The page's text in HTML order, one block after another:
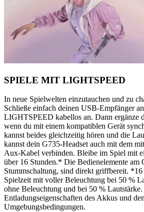
SPIELE MIT LIGHTSPEED
In neue Spielwelten einzutauchen und zu
Schließe einfach deinen USB-Empfänger
LIGHTSPEED kabellos an. Dann ergänze
wenn du mit einem kompatiblen Gerät
kannst beides gleichzeitig hören und die
kannst dein G735-Headset auch mit dem
Aux-Kabel verbinden. Bleibe im Spiel mit
über 16 Stunden.* Die Bedienelemente am
Stummschaltung, sind direkt griffbereit. *16
Spielzeit mit voller Beleuchtung bei 50 %
ohne Beleuchtung und bei 50 %
Entladungseigenschaften des Akkus und
Umgebungsbedingungen.